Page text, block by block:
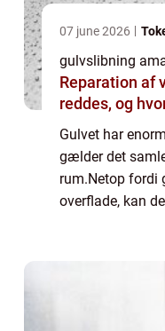
07 june 2026
gulvslibning
Reparation af
reddes, og
Gulvet har
gælder det
rum.Netop fordi
overflade, kan